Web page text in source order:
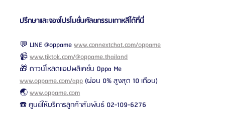
ปรึกษาและจองโปรโมชั่นศัลยกรรมเกาหลีได้ที่นี่
💬 LINE @oppame www.connextchat.com/oppame
📹 www.tiktok.com/@oppame.thailand
🎁 ดาวน์โหลดแอปพลิเคชั่น Oppa Me
www.oppame.com/app (ผ่อน 0% สูงสุด 10 เดือน)
🌏 www.oppame.com
☎️ ศูนย์ให้บริการลูกค้าสัมพันธ์ 02-109-6276